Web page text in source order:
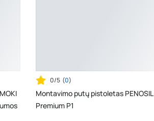
0/5 (0)
Montavimo putų pistoletas PENOSIL
Premium P1